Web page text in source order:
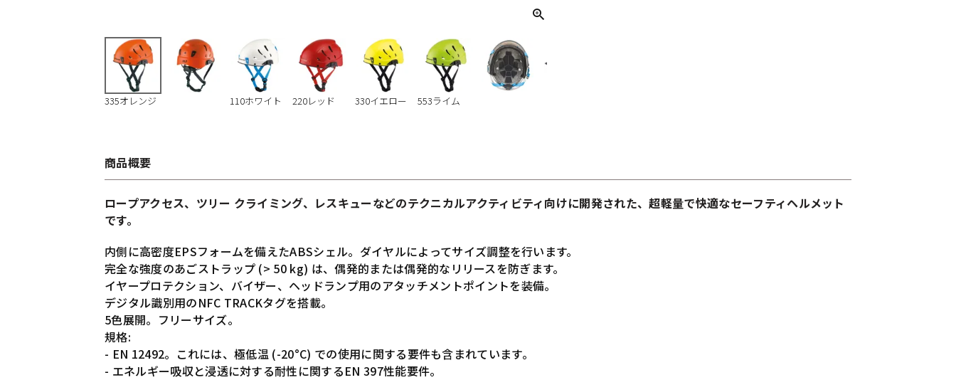
335オレンジ 110ホワイト 220レッド 330イエロー 553ライム
商品概要
ロープアクセス、ツリー クライミング、レスキューなどのテクニカルアクティビティ向けに開発された、超軽量で快適なセーフティヘルメット
です。
内側に高密度EPSフォームを備えたABSシェル。ダイヤルによってサイズ調整を行います。
完全な強度のあごストラップ (> 50 kg) は、偶発的または偶発的なリリースを防ぎます。
イヤープロテクション、バイザー、ヘッドランプ用のアタッチメントポイントを装備。
デジタル識別用のNFC TRACKタグを搭載。
5色展開。フリーサイズ。
規格:
- EN 12492。これには、極低温 (-20°C) での使用に関する要件も含まれています。
- エネルギー吸収と浸透に対する耐性に関するEN 397性能要件。